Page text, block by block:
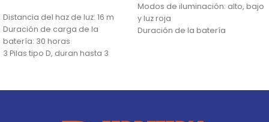
Distancia del haz de luz: 16 m
Duración de carga de la
batería: 30 horas
3 Pilas tipo D, duran hasta 3
Modos de iluminación: alto, bajo
y luz roja
Duración de la batería